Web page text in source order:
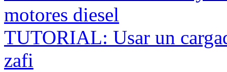
motores diesel
TUTORIAL: Usar un
zafi